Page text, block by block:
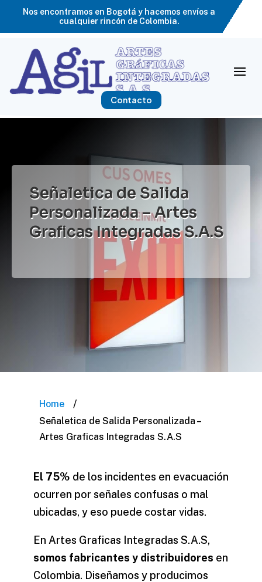
Nos encontramos en Bogotá y hacemos envíos a
cualquier rincón de Colombia.
Contacto
Señaletica de Salida
Personalizada – Artes
Graficas Integradas S.A.S
Home /
Señaletica de Salida Personalizada –
Artes Graficas Integradas S.A.S
El 75% de los incidentes en evacuación
ocurren por señales confusas o mal
ubicadas, y eso puede costar vidas.
En Artes Graficas Integradas S.A.S,
somos fabricantes y distribuidores en
Colombia. Diseñamos y producimos